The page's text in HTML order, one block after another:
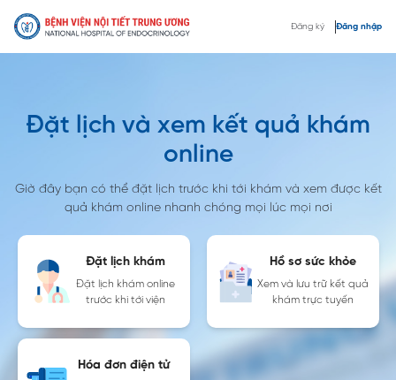
Đăng ký Đăng nhập
Đặt lịch và xem kết quả khám
online
Giờ đây bạn có thể đặt lịch trước khi tới khám và xem được kết
quả khám online nhanh chóng mọi lúc mọi nơi
Đặt lịch khám
Đặt lịch khám online
trước khi tới viện
Hồ sơ sức khỏe
Xem và lưu trữ kết quả
khám trực tuyến
Hóa đơn điện tử